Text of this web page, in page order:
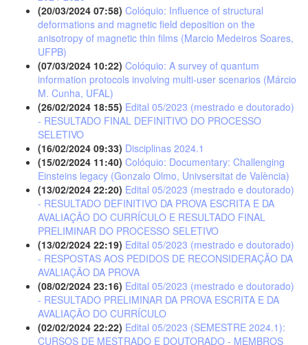
(20/03/2024 07:58) Colóquio: Influence of structural
deformations and magnetic field deposition on the
anisotropy of magnetic thin films (Marcio Medeiros Soares,
UFPB)
(07/03/2024 10:22) Colóquio: A survey of quantum
information protocols involving multi-user scenarios (Márcio
M. Cunha, UFAL)
(26/02/2024 18:55) Edital 05/2023 (mestrado e doutorado)
- RESULTADO FINAL DEFINITIVO DO PROCESSO
SELETIVO
(16/02/2024 09:33) Disciplinas 2024.1
(15/02/2024 11:40) Colóquio: Documentary: Challenging
Einsteins legacy (Gonzalo Olmo, Univsersitat de València)
(13/02/2024 22:20) Edital 05/2023 (mestrado e doutorado)
- RESULTADO DEFINITIVO DA PROVA ESCRITA E DA
AVALIAÇÃO DO CURRÍCULO E RESULTADO FINAL
PRELIMINAR DO PROCESSO SELETIVO
(13/02/2024 22:19) Edital 05/2023 (mestrado e doutorado)
- RESPOSTAS AOS PEDIDOS DE RECONSIDERAÇÃO DA
AVALIAÇÃO DA PROVA
(08/02/2024 23:16) Edital 05/2023 (mestrado e doutorado)
- RESULTADO PRELIMINAR DA PROVA ESCRITA E DA
AVALIAÇÃO DO CURRÍCULO
(02/02/2024 22:22) Edital 05/2023 (SEMESTRE 2024.1):
CURSOS DE MESTRADO E DOUTORADO - MEMBROS